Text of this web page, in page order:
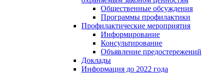
Общественные обсуждения
Программы профилактики
Профилактические мероприятия
Информирование
Консультирование
Объявление предостережений
Доклады
Информация до 2022 года